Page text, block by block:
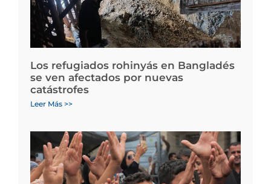
Los refugiados rohinyás en Bangladés
se ven afectados por nuevas
catástrofes
Leer Más >>